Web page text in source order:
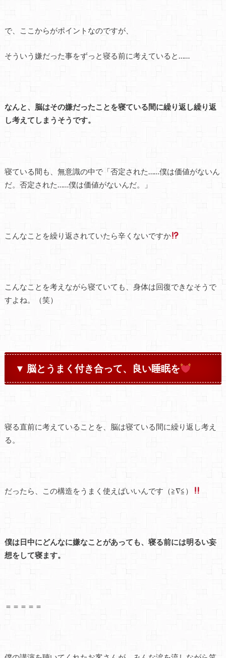
で、ここからがポイントなのですが、
そういう嫌だった事をずっと寝る前に考えていると……
なんと、脳はその嫌だったことを寝ている間に繰り返し繰り返
し考えてしまうそうです。
寝ている間も、無意識の中で「否定された……僕は価値がないん
だ。否定された……僕は価値がないんだ。」
こんなことを繰り返されていたら辛くないですか
こんなことを考えながら寝ていても、身体は回復できなそうで
すよね。（笑）
▼ 脳とうまく付き合って、良い睡眠を
寝る直前に考えていることを、脳は寝ている間に繰り返し考え
る。
だったら、この構造をうまく使えばいいんです（≧∇≦）
僕は日中にどんなに嫌なことがあっても、寝る前には明るい妄
想をして寝ます。
＝＝＝＝＝